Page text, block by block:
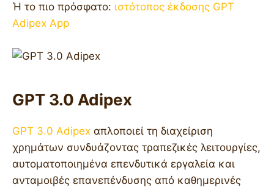
Ή το πιο πρόσφατο: ιστότοπος έκδοσης GPT
Adipex App
GPT 3.0 Adipex
GPT 3.0 Adipex απλοποιεί τη διαχείριση
χρημάτων συνδυάζοντας τραπεζικές λειτουργίες,
αυτοματοποιημένα επενδυτικά εργαλεία και
ανταμοιβές επανεπένδυσης από καθημερινές